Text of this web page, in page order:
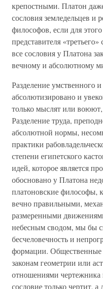
крепостными. Платон
сословия земледельцев и
философов, если для
представителя
все сословия у Платона
вечному и абсолютному
Разделение умственного
абсолютизировано и
только мыслят или воюют,
Разделение труда,
абсолютной нормы,
практики
степени египетского
идей, которое является
обосновано у Платона
платоновские философы,
вечно правильными,
размеренными
небесным сводом, мы бы
бесчеловечность и
формации.
законам геометрии или
отношениями чертежника
сословие только чертит, а